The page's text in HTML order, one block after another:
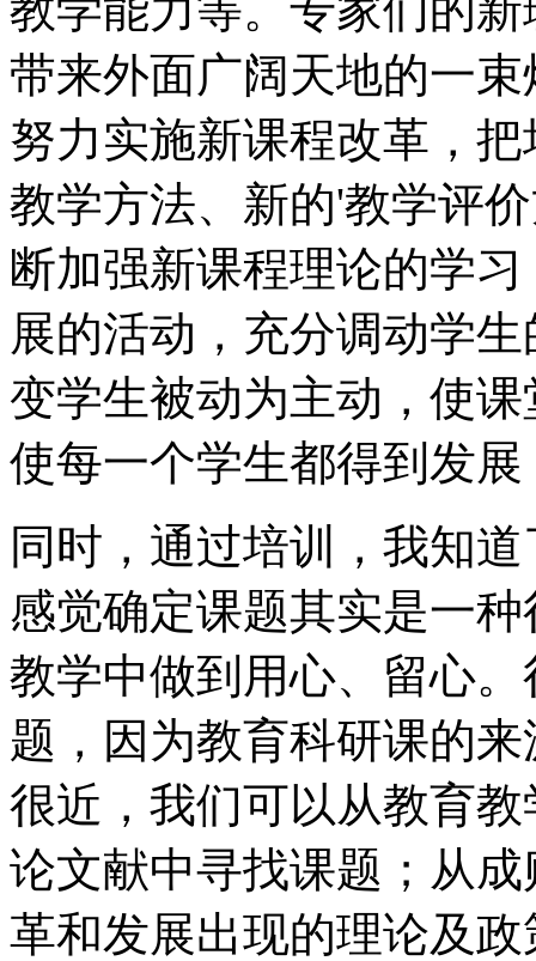
带来外面广阔天地的一
努力实施新课程改革，
教学方法、新的'教学评
断加强新课程理论的学
展的活动，充分调动学
变学生被动为主动，使
使每一个学生都得到发
同时，通过培训，我知
感觉确定课题其实是一
教学中做到用心、留心
题，因为教育科研课的
很近，我们可以从教育
论文献中寻找课题；从
革和发展出现的理论及